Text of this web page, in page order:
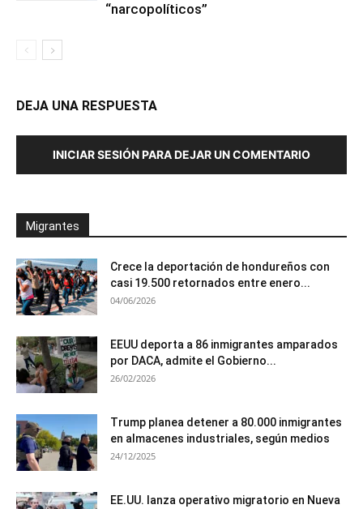
“narcopolíticos”
DEJA UNA RESPUESTA
INICIAR SESIÓN PARA DEJAR UN COMENTARIO
Migrantes
Crece la deportación de hondureños con
casi 19.500 retornados entre enero...
04/06/2026
EEUU deporta a 86 inmigrantes amparados
por DACA, admite el Gobierno...
26/02/2026
Trump planea detener a 80.000 inmigrantes
en almacenes industriales, según medios
24/12/2025
EE.UU. lanza operativo migratorio en Nueva